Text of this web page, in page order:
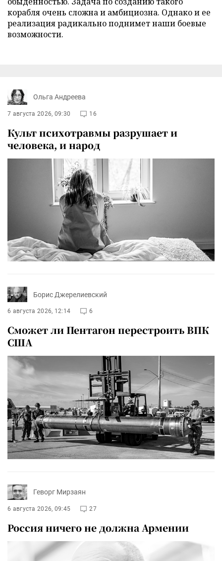
корабля очень сложна и амбициозна. Однако и ее
реализация радикально поднимет наши боевые
возможности.
Ольга Андреева
7 августа 2026, 09:30 16
Культ психотравмы разрушает и
человека, и народ
Борис Джерелиевский
6 августа 2026, 12:14 6
Сможет ли Пентагон перестроить ВПК
США
Геворг Мирзаян
6 августа 2026, 09:45 27
Россия ничего не должна Армении